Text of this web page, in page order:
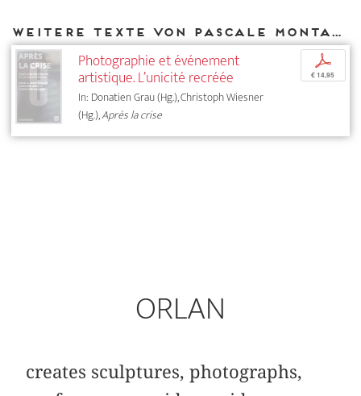
Weitere Texte von Pascale Montandon-Jodorowsky bei DIAPHANES
Photographie et événement
artistique. L’unicité recréée
In: Donatien Grau (Hg.), Christoph Wiesner
(Hg.),Après la crise
p
€ 14,95
ORLAN
creates sculptures, photographs,